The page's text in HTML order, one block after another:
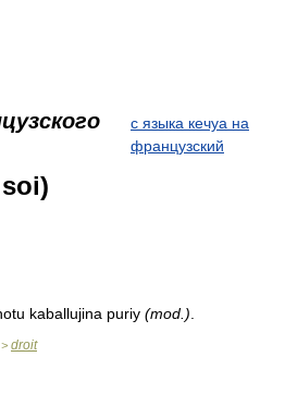
с языка кечуа на
французский
kaballujina puriy (mod.)
> droit